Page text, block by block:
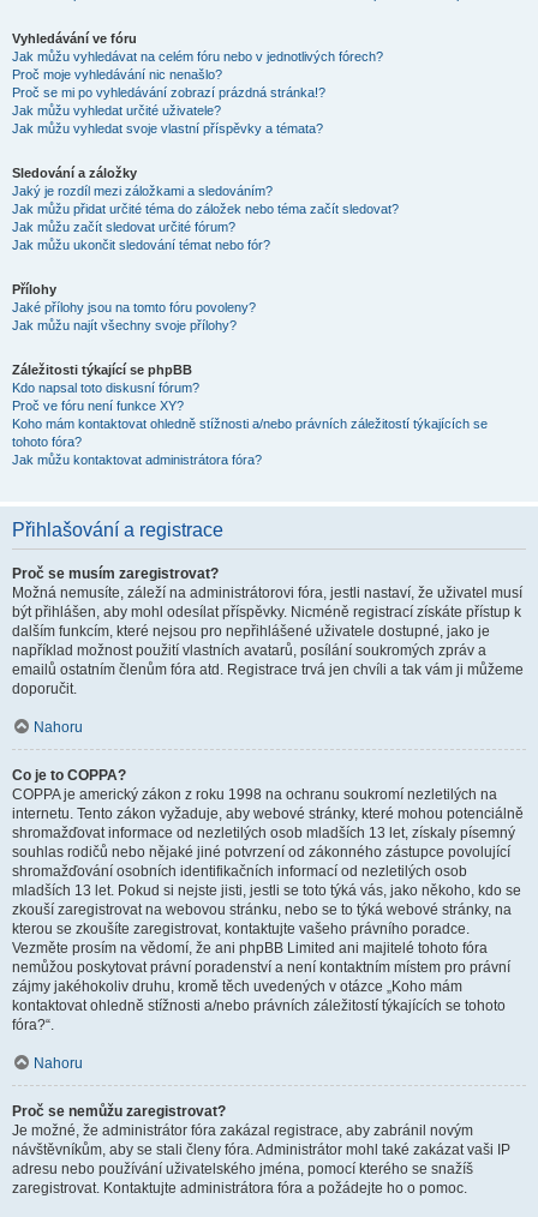
Vyhledávání ve fóru
Jak můžu vyhledávat na celém fóru nebo v jednotlivých fórech?
Proč moje vyhledávání nic nenašlo?
Proč se mi po vyhledávání zobrazí prázdná stránka!?
Jak můžu vyhledat určité uživatele?
Jak můžu vyhledat svoje vlastní příspěvky a témata?
Sledování a záložky
Jaký je rozdíl mezi záložkami a sledováním?
Jak můžu přidat určité téma do záložek nebo téma začít sledovat?
Jak můžu začít sledovat určité fórum?
Jak můžu ukončit sledování témat nebo fór?
Přílohy
Jaké přílohy jsou na tomto fóru povoleny?
Jak můžu najít všechny svoje přílohy?
Záležitosti týkající se phpBB
Kdo napsal toto diskusní fórum?
Proč ve fóru není funkce XY?
Koho mám kontaktovat ohledně stížnosti a/nebo právních záležitostí týkajících se
tohoto fóra?
Jak můžu kontaktovat administrátora fóra?
Přihlašování a registrace
Proč se musím zaregistrovat?
Možná nemusíte, záleží na administrátorovi fóra, jestli nastaví, že uživatel musí
být přihlášen, aby mohl odesílat příspěvky. Nicméně registrací získáte přístup k
dalším funkcím, které nejsou pro nepřihlášené uživatele dostupné, jako je
například možnost použití vlastních avatarů, posílání soukromých zpráv a
emailů ostatním členům fóra atd. Registrace trvá jen chvíli a tak vám ji můžeme
doporučit.
Nahoru
Co je to COPPA?
COPPA je americký zákon z roku 1998 na ochranu soukromí nezletilých na
internetu. Tento zákon vyžaduje, aby webové stránky, které mohou potenciálně
shromažďovat informace od nezletilých osob mladších 13 let, získaly písemný
souhlas rodičů nebo nějaké jiné potvrzení od zákonného zástupce povolující
shromažďování osobních identifikačních informací od nezletilých osob
mladších 13 let. Pokud si nejste jisti, jestli se toto týká vás, jako někoho, kdo se
zkouší zaregistrovat na webovou stránku, nebo se to týká webové stránky, na
kterou se zkoušíte zaregistrovat, kontaktujte vašeho právního poradce.
Vezměte prosím na vědomí, že ani phpBB Limited ani majitelé tohoto fóra
nemůžou poskytovat právní poradenství a není kontaktním místem pro právní
zájmy jakéhokoliv druhu, kromě těch uvedených v otázce „Koho mám
kontaktovat ohledně stížnosti a/nebo právních záležitostí týkajících se tohoto
fóra?“.
Nahoru
Proč se nemůžu zaregistrovat?
Je možné, že administrátor fóra zakázal registrace, aby zabránil novým
návštěvníkům, aby se stali členy fóra. Administrátor mohl také zakázat vaši IP
adresu nebo používání uživatelského jména, pomocí kterého se snažíš
zaregistrovat. Kontaktujte administrátora fóra a požádejte ho o pomoc.